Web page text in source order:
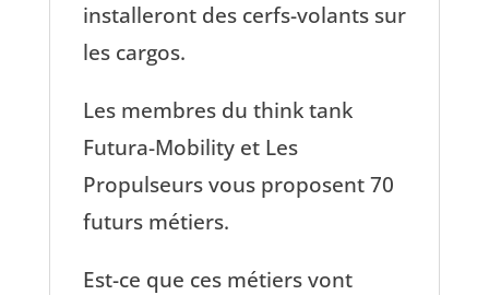
installeront des cerfs-volants sur
les cargos.
Les membres du think tank
Futura-Mobility et Les
Propulseurs vous proposent 70
futurs métiers.
Est-ce que ces métiers vont